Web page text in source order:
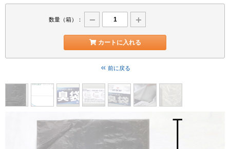
数量（箱）：
カートに入れる
前に戻る